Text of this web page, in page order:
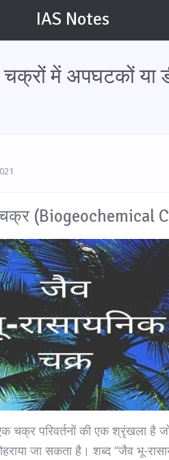
IAS Notes
में अपघटकों या
(Biogeochemical
चक्र परिवर्तनों की एक श्रृंखला है जो
जा सकता है। शब्द “जैव भू-